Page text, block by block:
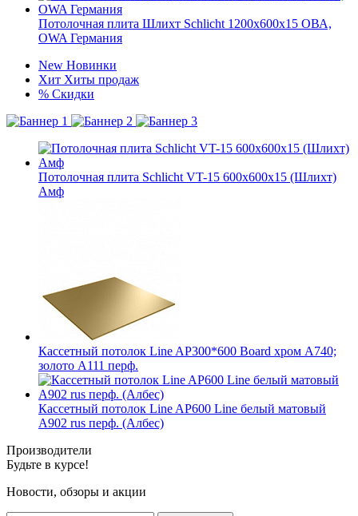
Потолочная плита Шлихт Schlicht 1200x600x15 ОВА,
OWA Германия
New Новинки
Хит Хиты продаж
% Скидки
Потолочная плита Schlicht VT-15 600x600x15 (Шлихт)
Амф
Кассетный потолок Line AP300*600 Board хром А740;
золото А111 перф.
Кассетный потолок Line AP600 Line белый матовый
А902 rus перф. (Албес)
Производители
Будьте в курсе!
Новости, обзоры и акции